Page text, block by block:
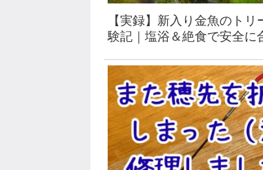
【実録】新入り金魚のトリ
験記｜塩浴＆絶食で安全に